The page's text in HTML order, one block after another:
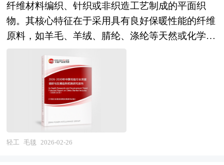
展趋势和空间变化态势，对产业发展和规划具有重
要的意义。中研普华拥有28年的产业规划、细分市
场研究及大量项目运作经验，业务覆盖全球。累积
300多个产业园区规划落地项目案例，拥有丰富的
产业园区、特色小镇、田园综合体、文旅地产、智
慧物流、乡村振兴等类型项目规划经验。 中研普
华28年的产业研究服务经验，形成了独特的产业研
究及战略投资一体化服务体系，涉及8000多个细分
行业，积累了数十万份行业研究报告数据库、服务
了20多万家企事业单位，现已成为中国最具影响力
纤维材料编织、针织或非织造工艺制成的平面织
物。其核心特征在于采用具有良好保暖性能的纤维
原料，如羊毛、羊绒、腈纶、涤纶等天然或化学纤
维，通过特定的织造结构形成蓬松的绒毛层或空气
隔层，从而有效阻隔人体热量散失，达到抵御寒冷
的目的。毛毯的纤维密度、织造工艺及后处理技术
直接影响其保暖性、柔软度和耐用性，例如高支数
羊毛经过缩绒处理后形成的绒毛，能通过捕捉更多
静止空气提升保暖效果；而腈纶等化学纤维则通过
仿羊毛结构实现轻量化与易护理特性。 作为家居
轻工 毛毯 2026-02-26